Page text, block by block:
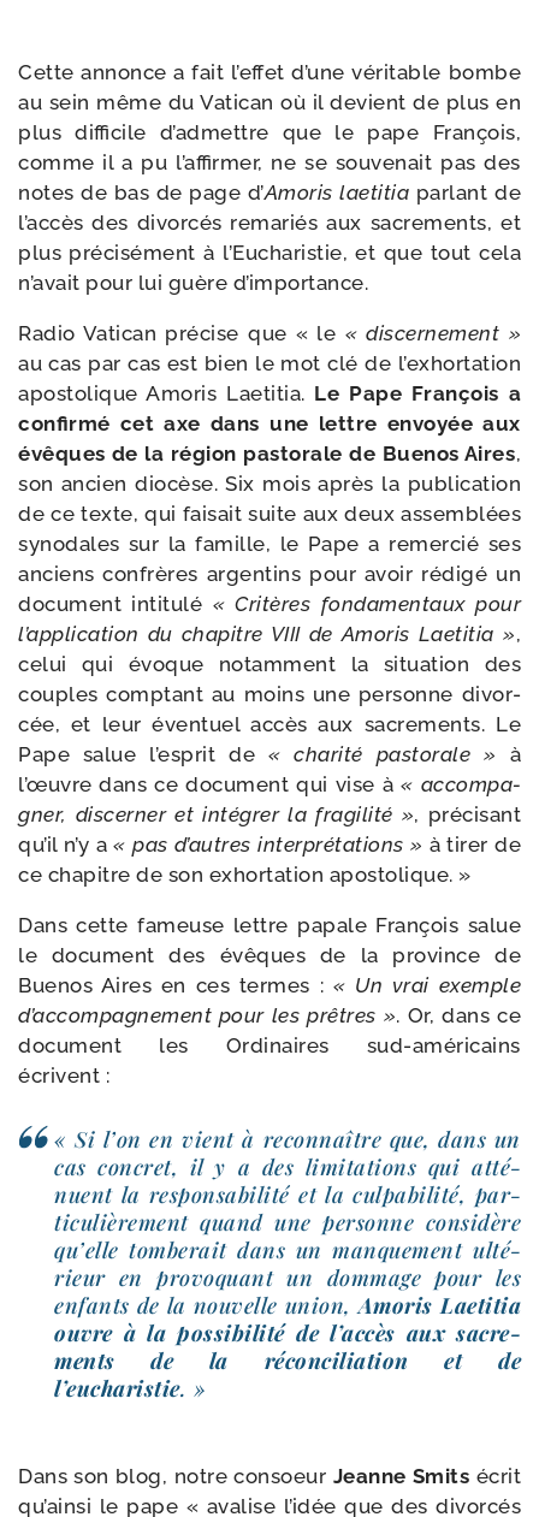
Cette annonce a fait l’ef­fet d’une véri­table bombe
au sein même du Vatican où il devient de plus en
plus dif­fi­cile d’admettre que le pape François,
comme il a pu l’affirmer, ne se sou­ve­nait pas des
notes de bas de page d’Amoris lae­ti­tia par­lant de
l’accès des divor­cés rema­riés aux sacre­ments, et
plus pré­ci­sé­ment à l’Eucharistie, et que tout cela
n’avait pour lui guère d’importance.
Radio Vatican pré­cise que « le « dis­cer­ne­ment »
au cas par cas est bien le mot clé de l’exhortation
apos­to­lique Amoris Laetitia. Le Pape François a
confir­mé cet axe dans une lettre envoyée aux
évêques de la région pas­to­rale de Buenos Aires,
son ancien dio­cèse. Six mois après la publi­ca­tion
de ce texte, qui fai­sait suite aux deux assem­blées
syno­dales sur la famille, le Pape a remer­cié ses
anciens confrères argen­tins pour avoir rédi­gé un
docu­ment inti­tu­lé « Critères fon­da­men­taux pour
l’application du cha­pitre VIII de Amoris Laetitia »,
celui qui évoque notam­ment la situa­tion des
couples comp­tant au moins une per­sonne divor­
cée, et leur éven­tuel accès aux sacre­ments. Le
Pape salue l’esprit de « cha­ri­té pas­to­rale » à
l’œuvre dans ce docu­ment qui vise à« accom­pa­
gner, dis­cer­ner et inté­grer la fra­gi­li­té », pré­ci­sant
qu’il n’y a« pas d’autres inter­pré­ta­tions » à tirer de
ce cha­pitre de son exhor­ta­tion apostolique. »
Dans cette fameuse lettre papale François salue
le docu­ment des évêques de la pro­vince de
Buenos Aires en ces termes : « Un vrai exemple
d’accompagnement pour les prêtres ». Or, dans ce
docu­ment les Ordinaires sud-​américains
écrivent :
« Si l’on en vient à recon­naître que, dans un
cas concret, il y a des limi­ta­tions qui atté­
nuent la res­pon­sa­bi­li­té et la culpa­bi­li­té, par­
ti­cu­liè­re­ment quand une per­sonne consi­dère
qu’elle tom­be­rait dans un man­que­ment ulté­
rieur en pro­vo­quant un dom­mage pour les
enfants de la nou­velle union,Amoris Laetitia
ouvre à la pos­si­bi­li­té de l’accès aux sacre­
ments de la récon­ci­lia­tion et de
l’eucharistie. »
Dans son blog, notre consoeur Jeanne Smits écrit
qu’ain­si le pape « ava­lise l’i­dée que des divor­cés